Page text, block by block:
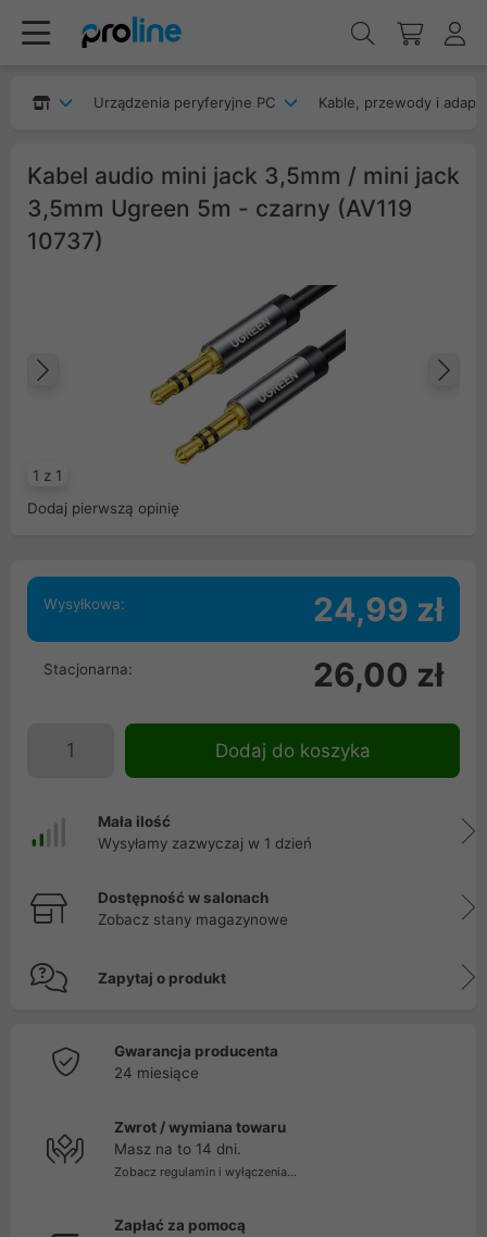
Urządzenia peryferyjne PC Kable, przewody i
Kabel audio mini jack 3,5mm / mini jack
3,5mm Ugreen 5m - czarny (AV119
10737)
1 z 1
Poprzedni
Dodaj pierwszą opinię
Wysyłkowa: 24,99 zł
Stacjonarna: 26,00 zł
Dodaj do koszyka
Mała ilość
Wysyłamy zazwyczaj w 1 dzień
Dostępność w salonach
Zobacz stany magazynowe
Zapytaj o produkt
Gwarancja producenta
24 miesiące
Zwrot / wymiana towaru
Masz na to 14 dni.
Zobacz regulamin i wyłączenia...
Zapłać za pomocą